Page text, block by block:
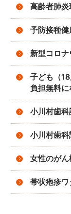
高齢者肺
予防接種
新型コロ
子ども（
負担無料
小川村歯
小川村歯
女性のが
帯状疱疹